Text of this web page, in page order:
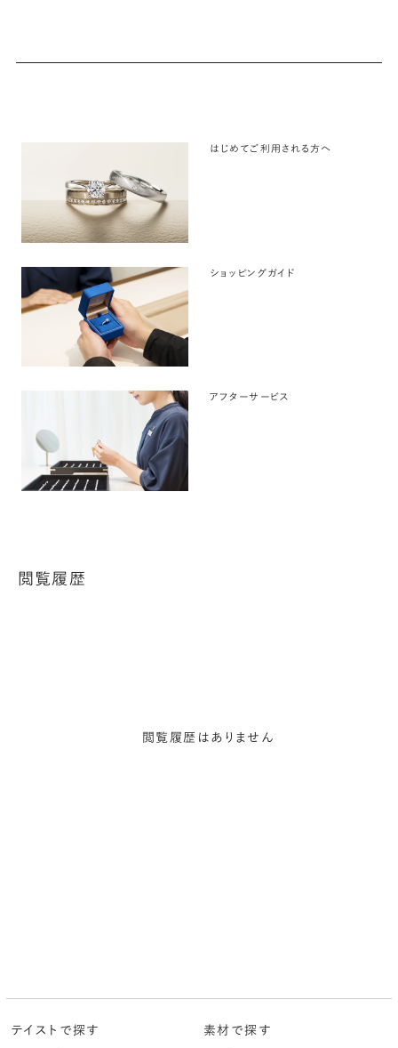
はじめてご利用される方へ
ショッピングガイド
アフターサービス
閲覧履歴
閲覧履歴はありません
テイストで探す
素材で探す